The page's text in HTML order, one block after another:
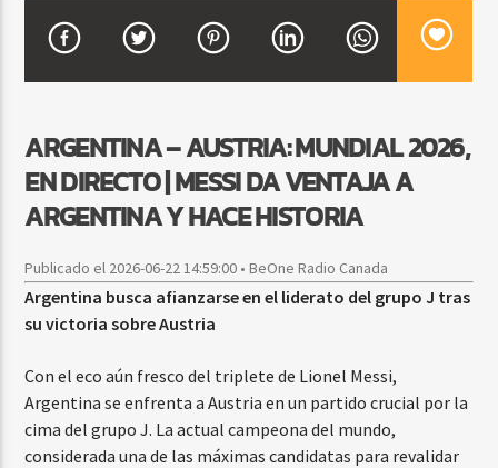
6:00 AM 9:00 AM
Beone Radio
ARGENTINA – AUSTRIA: MUNDIAL 2026,
EN DIRECTO | MESSI DA VENTAJA A
ARGENTINA Y HACE HISTORIA
Publicado el 2026-06-22 14:59:00 • BeOne Radio Canada
Argentina busca afianzarse en el liderato del grupo J tras
su victoria sobre Austria
Con el eco aún fresco del triplete de Lionel Messi,
Argentina se enfrenta a Austria en un partido crucial por la
cima del grupo J. La actual campeona del mundo,
considerada una de las máximas candidatas para revalidar